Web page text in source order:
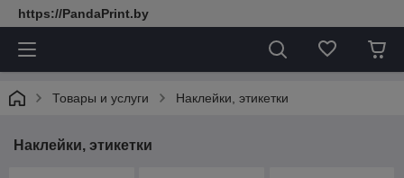
https://PandaPrint.by
Товары и услуги Наклейки, этикетки
Наклейки, этикетки